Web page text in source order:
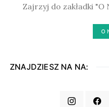
Zajrzyj do zakładki "O
O
ZNAJDZIESZ NA NA: